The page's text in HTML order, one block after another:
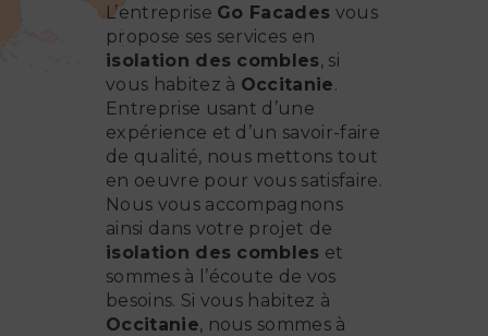
L’entreprise Go Facades vous
propose ses services en
isolation des combles, si
vous habitez à Occitanie.
Entreprise usant d’une
expérience et d’un savoir-faire
de qualité, nous mettons tout
en oeuvre pour vous satisfaire.
Nous vous accompagnons
ainsi dans votre projet de
isolation des combles et
sommes à l’écoute de vos
besoins. Si vous habitez à
Occitanie, nous sommes à